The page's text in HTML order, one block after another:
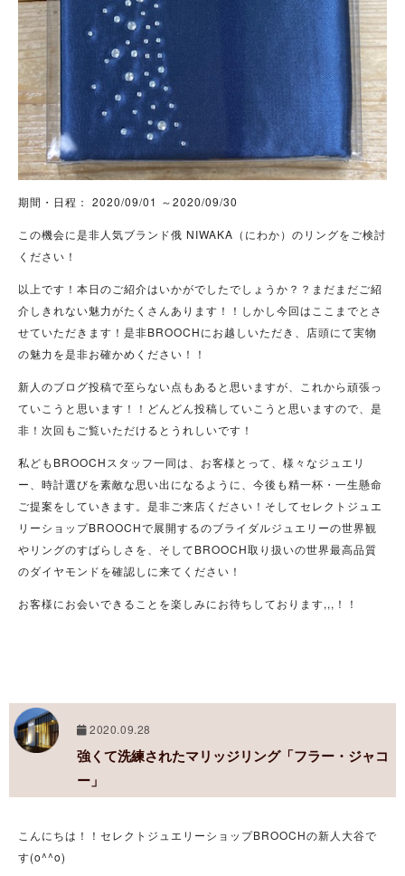
期間・日程： 2020/09/01 ～2020/09/30
この機会に是非人気ブランド俄 NIWAKA（にわか）のリングをご検討
ください！
以上です！本日のご紹介はいかがでしたでしょうか？？まだまだご紹
介しきれない魅力がたくさんあります！！しかし今回はここまでとさ
せていただきます！是非BROOCHにお越しいただき、店頭にて実物
の魅力を是非お確かめください！！
新人のブログ投稿で至らない点もあると思いますが、これから頑張っ
ていこうと思います！！どんどん投稿していこうと思いますので、是
非！次回もご覧いただけるとうれしいです！
私どもBROOCHスタッフ一同は、お客様とって、様々なジュエリ
ー、時計選びを素敵な思い出になるように、今後も精一杯・一生懸命
ご提案をしていきます。是非ご来店ください！そしてセレクトジュエ
リーショップBROOCHで展開するのブライダルジュエリーの世界観
やリングのすばらしさを、そしてBROOCH取り扱いの世界最高品質
のダイヤモンドを確認しに来てください！
お客様にお会いできることを楽しみにお待ちしております,,,！！
2020.09.28
強くて洗練されたマリッジリング「フラー・ジャコ
ー」
こんにちは！！セレクトジュエリーショップBROOCHの新人大谷で
す(o^^o)